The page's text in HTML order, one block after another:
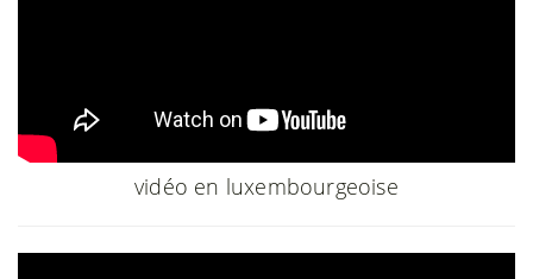
vidéo en luxembourgeoise